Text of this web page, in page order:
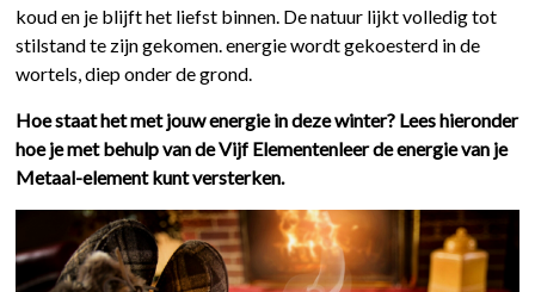
koud en je blijft het liefst binnen. De natuur lijkt volledig tot
stilstand te zijn gekomen. energie wordt gekoesterd in de
wortels, diep onder de grond.
Hoe staat het met jouw energie in deze winter? Lees hieronder
hoe je met behulp van de Vijf Elementenleer de energie van je
Metaal-element kunt versterken.